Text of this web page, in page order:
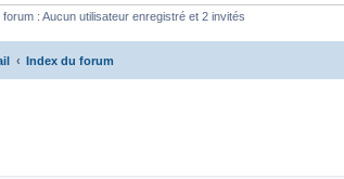
: Aucun utilisateur enregistré et 2 invités
Index du forum